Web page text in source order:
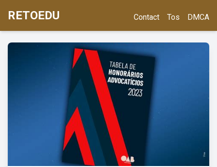
RETOEDU Contact Tos DMCA